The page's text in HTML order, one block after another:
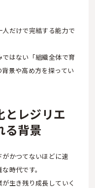
だけで完結する能力で
はない「組織全体で育
景や高め方を探ってい
とレジリエ
る背景
かつてないほどに速
時代です。
生き残り成長していく